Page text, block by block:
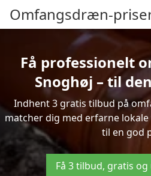
Omfangsdræn-
Få professionelt
Snoghøj – til
Indhent 3 gratis tilbud på
matcher dig med erfarne
til en god
Få 3 tilbud, gratis